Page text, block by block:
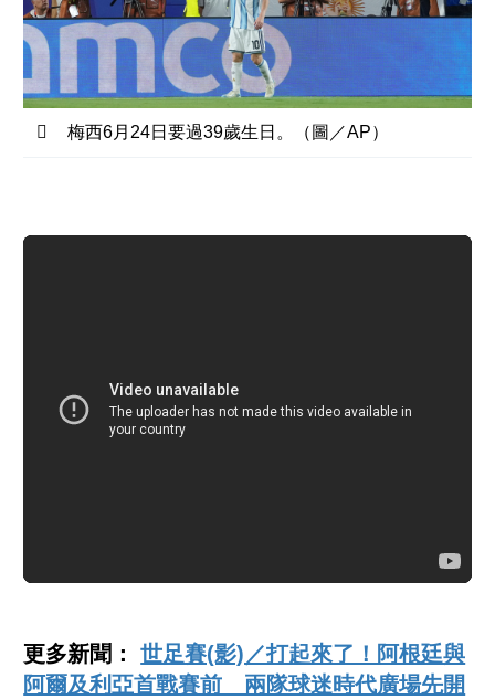
梅西6月24日要過39歲生日。（圖／AP）
更多新聞：世足賽(影)／打起來了！阿根廷與
阿爾及利亞首戰賽前 兩隊球迷時代廣場先開